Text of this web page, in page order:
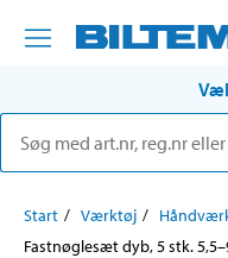
Start Værktøj
Fastnøglesæt dyb, 5 stk.